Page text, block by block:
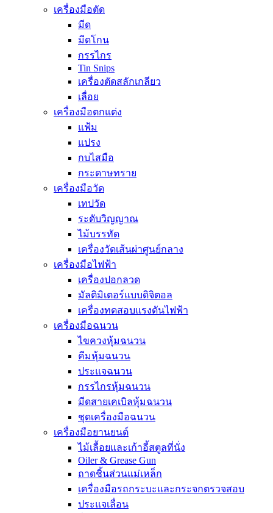
เครื่องมือตัด
มีด
มีดโกน
กรรไกร
Tin Snips
เครื่องตัดสลักเกลียว
เลื่อย
เครื่องมือตกแต่ง
แฟ้ม
แปรง
กบไสมือ
กระดาษทราย
เครื่องมือวัด
เทปวัด
ระดับวิญญาณ
ไม้บรรทัด
เครื่องวัดเส้นผ่าศูนย์กลาง
เครื่องมือไฟฟ้า
เครื่องปอกลวด
มัลติมิเตอร์แบบดิจิตอล
เครื่องทดสอบแรงดันไฟฟ้า
เครื่องมือฉนวน
ไขควงหุ้มฉนวน
คีมหุ้มฉนวน
ประแจฉนวน
กรรไกรหุ้มฉนวน
มีดสายเคเบิลหุ้มฉนวน
ชุดเครื่องมือฉนวน
เครื่องมือยานยนต์
ไม้เลื้อยและเก้าอี้สตูลที่นั่ง
Oiler & Grease Gun
ถาดชิ้นส่วนแม่เหล็ก
เครื่องมือรถกระบะและกระจกตรวจสอบ
ประแจเลื่อน